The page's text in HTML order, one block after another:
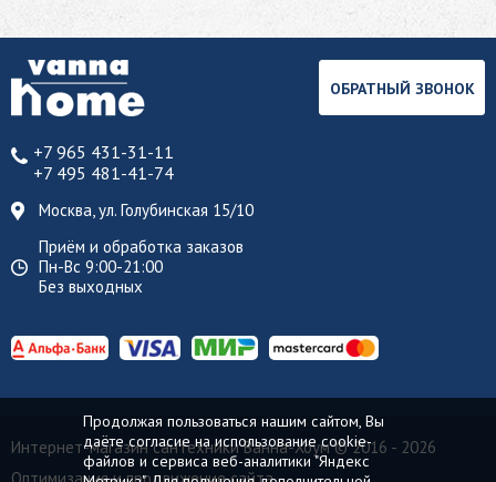
+7 965 431-31-11
+7 495 481-41-74
Москва, ул. Голубинская 15/10
Приём и обработка заказов
Пн-Вс 9:00-21:00
Без выходных
ОБРАТНЫЙ ЗВОНОК
Интернет-магазин сантехники Ванна-Хоум© 2016 - 2026
Продолжая пользоваться нашим сайтом, Вы
даёте согласие на использование cookie-
файлов и сервиса веб-аналитики "Яндекс